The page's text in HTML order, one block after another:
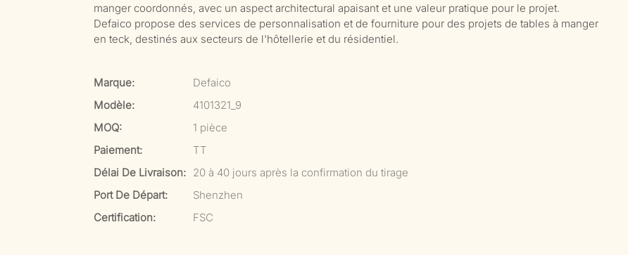
manger coordonnés, avec un aspect architectural apaisant et une valeur pratique pour le projet.
Defaico propose des services de personnalisation et de fourniture pour des projets de tables à manger
en teck, destinés aux secteurs de l'hôtellerie et du résidentiel.
Marque:
Defaico
Modèle:
4101321_9
MOQ:
1 pièce
Paiement:
TT
Délai De Livraison: 20 à 40 jours après la confirmation du tirage
Port De Départ:
Shenzhen
Certification:
FSC